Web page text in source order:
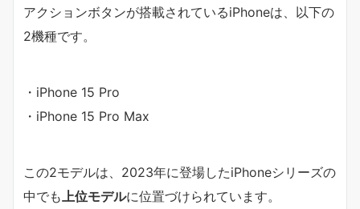
アクションボタンが搭載されているiPhoneは、以下の
2機種です。
・iPhone 15 Pro
・iPhone 15 Pro Max
この2モデルは、2023年に登場したiPhoneシリーズの
中でも上位モデルに位置づけられています。